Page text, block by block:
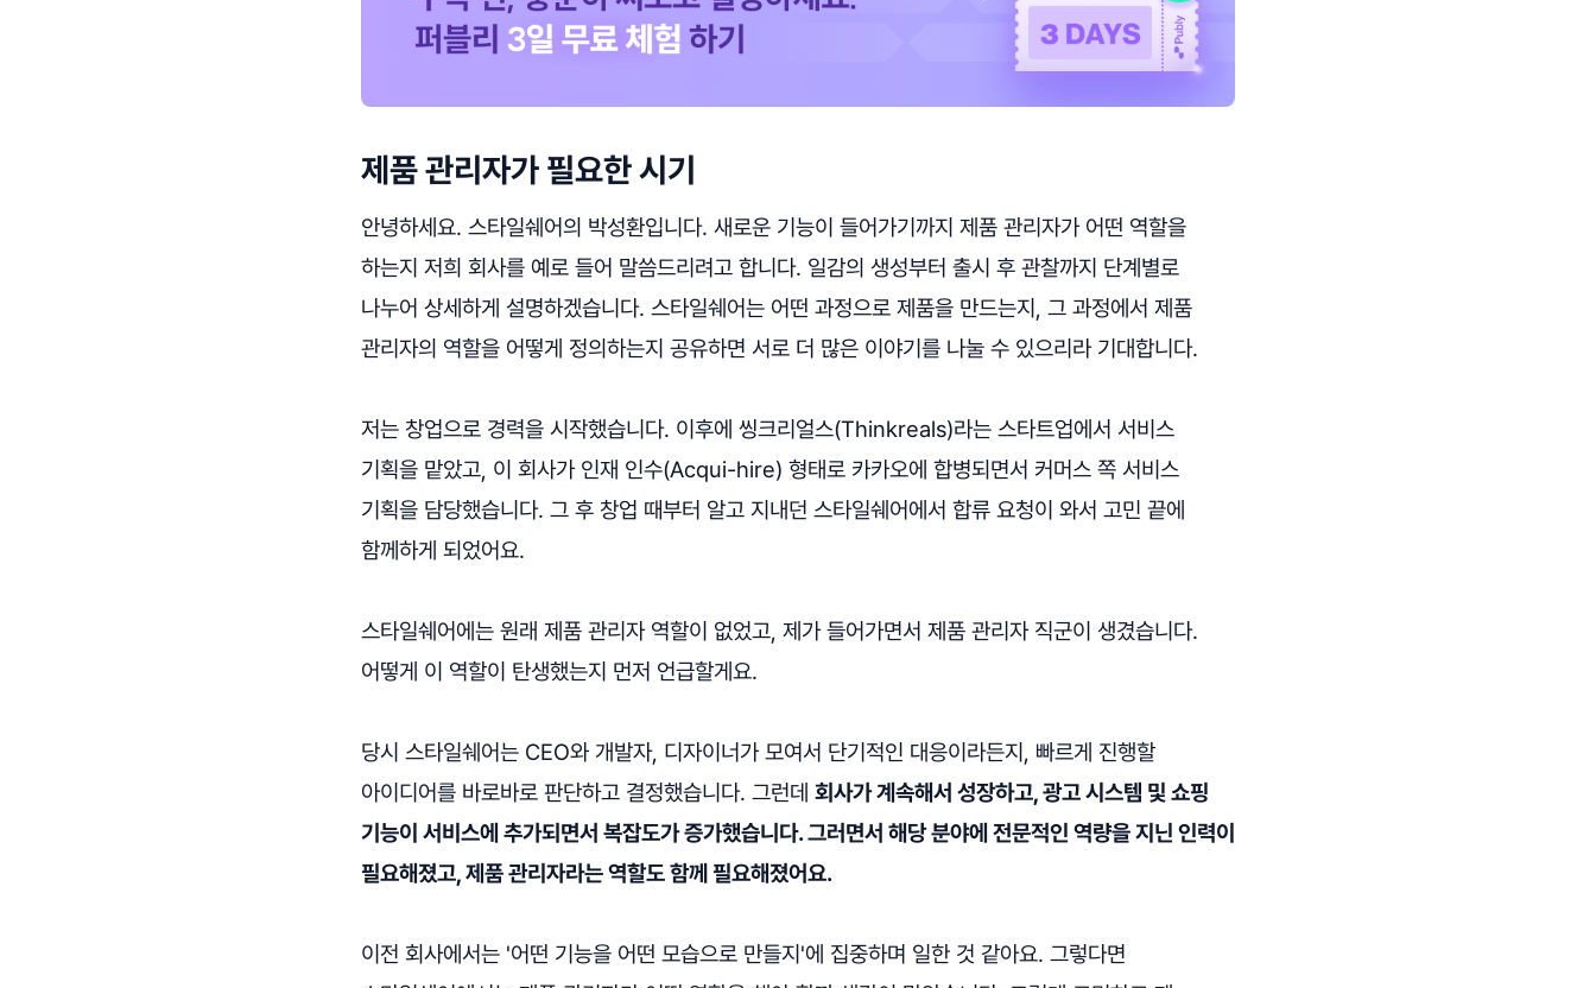
제품 관리자가 필요한 시기
안녕하세요. 스타일쉐어의 박성환입니다. 새로운 기능이 들어가기까지 제품 관리자가 어떤 역할을
하는지 저희 회사를 예로 들어 말씀드리려고 합니다. 일감의 생성부터 출시 후 관찰까지 단계별로
나누어 상세하게 설명하겠습니다. 스타일쉐어는 어떤 과정으로 제품을 만드는지, 그 과정에서 제품
관리자의 역할을 어떻게 정의하는지 공유하면 서로 더 많은 이야기를 나눌 수 있으리라 기대합니다.
저는 창업으로 경력을 시작했습니다. 이후에 씽크리얼스(Thinkreals)라는 스타트업에서 서비스
기획을 맡았고, 이 회사가 인재 인수(Acqui-hire) 형태로 카카오에 합병되면서 커머스 쪽 서비스
기획을 담당했습니다. 그 후 창업 때부터 알고 지내던 스타일쉐어에서 합류 요청이 와서 고민 끝에
함께하게 되었어요.
스타일쉐어에는 원래 제품 관리자 역할이 없었고, 제가 들어가면서 제품 관리자 직군이 생겼습니다.
어떻게 이 역할이 탄생했는지 먼저 언급할게요.
당시 스타일쉐어는 CEO와 개발자, 디자이너가 모여서 단기적인 대응이라든지, 빠르게 진행할
아이디어를 바로바로 판단하고 결정했습니다. 그런데 회사가 계속해서 성장하고, 광고 시스템 및 쇼핑
기능이 서비스에 추가되면서 복잡도가 증가했습니다. 그러면서 해당 분야에 전문적인 역량을 지닌 인력이
필요해졌고, 제품 관리자라는 역할도 함께 필요해졌어요.
이전 회사에서는 '어떤 기능을 어떤 모습으로 만들지'에 집중하며 일한 것 같아요. 그렇다면